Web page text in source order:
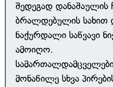
შედეგად დანაშაულის
ბრალდებულის სახით
ნაქურდალი საწვავი
ამოიღო.
მონაწილე სხვა